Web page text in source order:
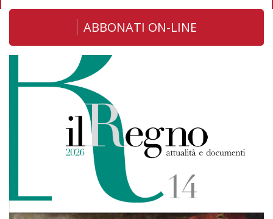
ABBONATI ON-LINE